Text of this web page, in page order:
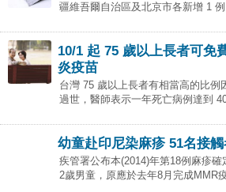
疆維吾爾自治區及北京市各新增 1
10/1 起 75 歲以上長者可免
炎疫苗
台灣 75 歲以上長者有相當高的比例
過世，醫師表示一年死亡病例達到
幼童赴印尼染麻疹 51名接
疾管署公布本(2014)年第18例麻疹
2歲男童，原應於去年8月完成MMR